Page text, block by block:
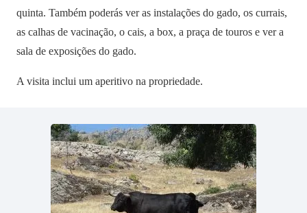
quinta. Também poderás ver as instalações do gado, os currais,
as calhas de vacinação, o cais, a box, a praça de touros e ver a
sala de exposições do gado.
A visita inclui um aperitivo na propriedade.